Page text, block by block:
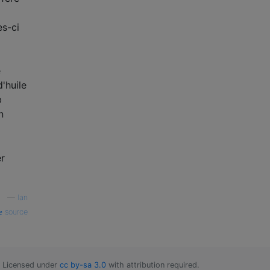
ci
Ian
source
Licensed under cc by-sa 3.0 with attribution required.